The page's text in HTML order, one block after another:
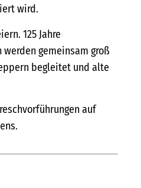
wird.
125 Jahre
gemeinsam groß
begleitet und alte
auf